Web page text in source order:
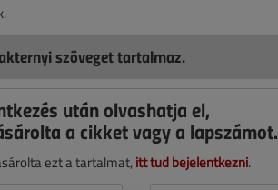
szöveget tartalmaz.
után olvashatja el,
a cikket vagy a lapszámot.
ezt a tartalmat, itt tud bejelentkezni.